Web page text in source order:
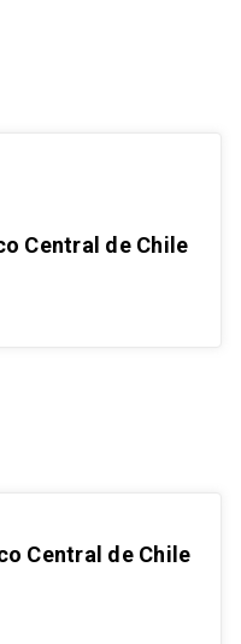
Central de Chile
Central de Chile